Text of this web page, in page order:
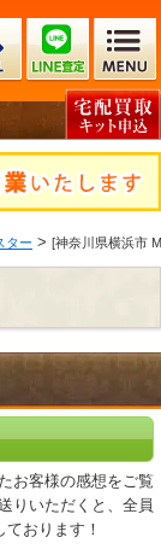
ター > [神奈川県横浜市
お客様の感想をご覧
りいただくと、全員
おります！